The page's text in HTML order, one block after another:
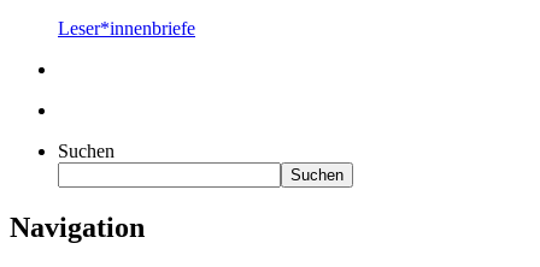
Leser*innenbriefe
Suchen
Suchen
Navigation